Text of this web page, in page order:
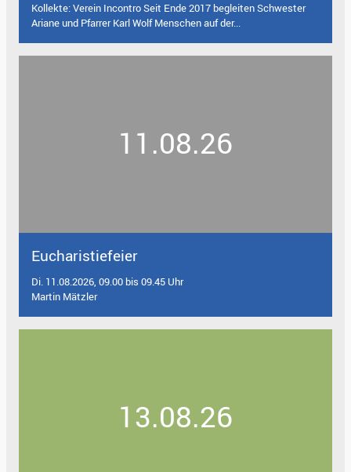
Kollekte: Verein Incontro Seit Ende 2017 begleiten Schwester
Ariane und Pfarrer Karl Wolf Menschen auf der...
11.08.26
Eucharistiefeier
Di. 11.08.2026, 09.00 bis 09.45 Uhr
Martin Mätzler
13.08.26